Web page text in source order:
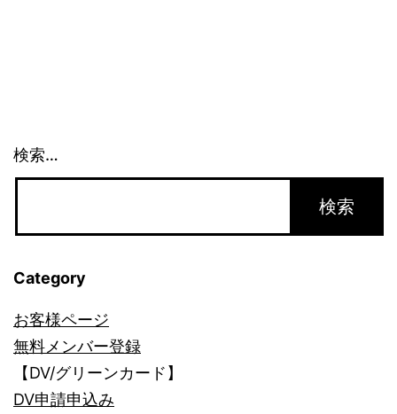
ン
検索…
Category
お客様ページ
無料メンバー登録
【DV/グリーンカード】
DV申請申込み